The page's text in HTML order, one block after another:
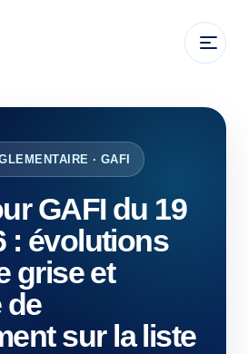
· GAFI
GAFI du 19
: évolutions
grise et
de
sur la liste